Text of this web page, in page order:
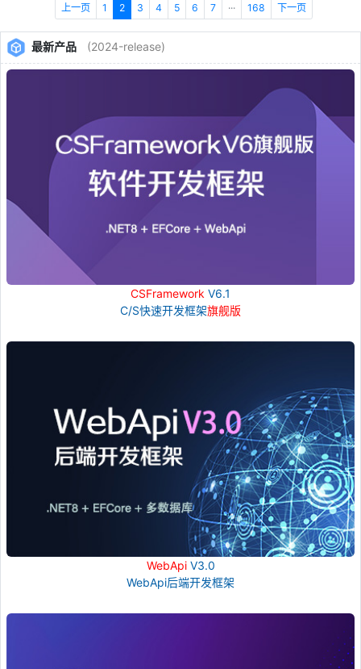
上一页 1 2 3 4 5 6 7 ··· 168 下一页
最新产品 (2024-release)
CSFramework V6.1
C/S快速开发框架旗舰版
WebApiV3.0
WebApi后端开发框架